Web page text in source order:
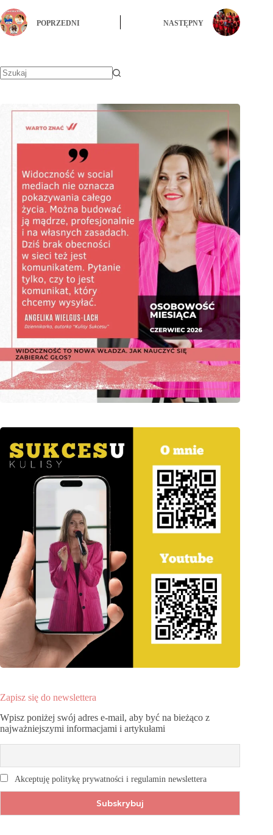
POPRZEDNI NASTĘPNY
Zapisz się do newslettera
Wpisz poniżej swój adres e-mail, aby być na bieżąco z
najważniejszymi informacjami i artykułami
Akceptuję politykę prywatności i regulamin newslettera